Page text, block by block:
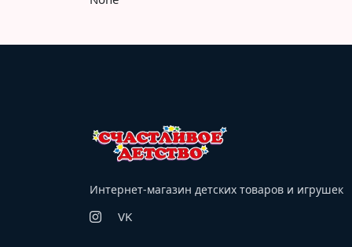
Интернет-магазин детских товаров и игрушек
VK